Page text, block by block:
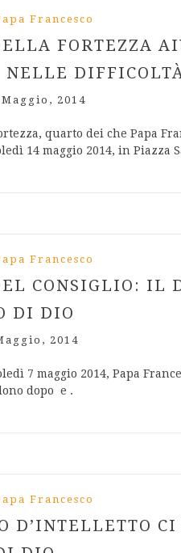
Francesco
FORTEZZA
NELLE
Maggio, 2014
quarto dei che Papa
14 maggio 2014, in Piazza
Francesco
CONSIGLIO: IL
DI DIO
2014
7 maggio 2014, Papa
dopo e .
Francesco
D’INTELLETTO